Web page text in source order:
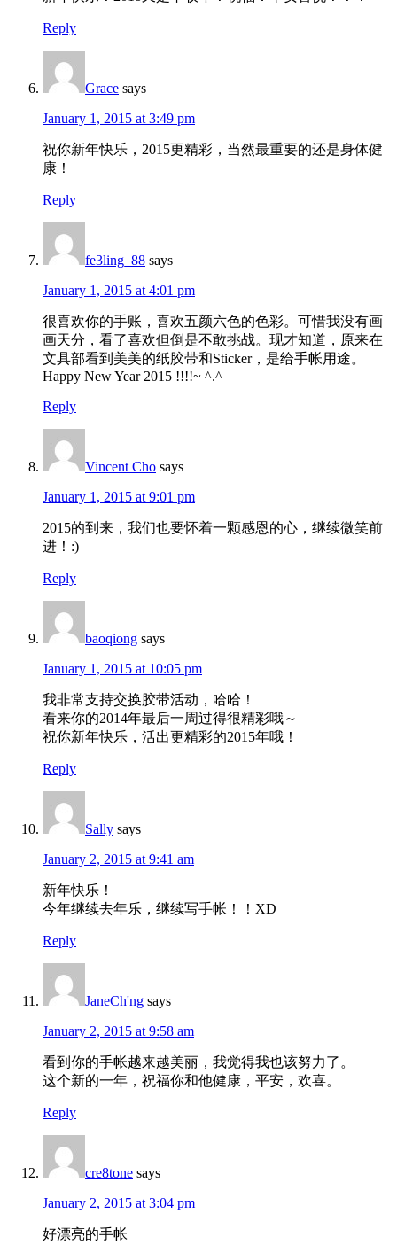
Reply
Grace says
January 1, 2015 at 3:49 pm
祝你新年快乐，2015更精彩，当然最重要的还是身体健
康！
Reply
fe3ling_88 says
January 1, 2015 at 4:01 pm
很喜欢你的手账，喜欢五颜六色的色彩。可惜我没有画
画天分，看了喜欢但倒是不敢挑战。现才知道，原来在
文具部看到美美的纸胶带和Sticker，是给手帐用途。
Happy New Year 2015 !!!!~ ^.^
Reply
Vincent Cho says
January 1, 2015 at 9:01 pm
2015的到来，我们也要怀着一颗感恩的心，继续微笑前
进！:)
Reply
baoqiong says
January 1, 2015 at 10:05 pm
我非常支持交换胶带活动，哈哈！
看来你的2014年最后一周过得很精彩哦～
祝你新年快乐，活出更精彩的2015年哦！
Reply
Sally says
January 2, 2015 at 9:41 am
新年快乐！
今年继续去年乐，继续写手帐！！XD
Reply
JaneCh'ng says
January 2, 2015 at 9:58 am
看到你的手帐越来越美丽，我觉得我也该努力了。
这个新的一年，祝福你和他健康，平安，欢喜。
Reply
cre8tone says
January 2, 2015 at 3:04 pm
好漂亮的手帐